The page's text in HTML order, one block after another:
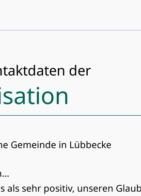
der
Gemeinde in Lübbecke
sehr positiv, unseren